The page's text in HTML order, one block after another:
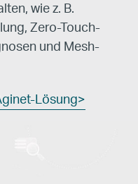
wie z. B.
Zero-Touch-
und Mesh-
Lösung>